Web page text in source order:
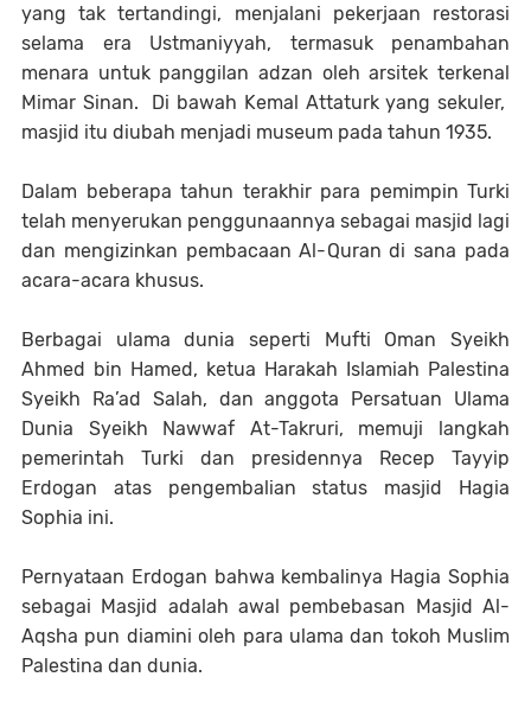
yang tak tertandingi, menjalani pekerjaan restorasi
selama era Ustmaniyyah, termasuk penambahan
menara untuk panggilan adzan oleh arsitek terkenal
Mimar Sinan. Di bawah Kemal Attaturk yang sekuler,
masjid itu diubah menjadi museum pada tahun 1935.
Dalam beberapa tahun terakhir para pemimpin Turki
telah menyerukan penggunaannya sebagai masjid lagi
dan mengizinkan pembacaan Al-Quran di sana pada
acara-acara khusus.
Berbagai ulama dunia seperti Mufti Oman Syeikh
Ahmed bin Hamed, ketua Harakah Islamiah Palestina
Syeikh Ra’ad Salah, dan anggota Persatuan Ulama
Dunia Syeikh Nawwaf At-Takruri, memuji langkah
pemerintah Turki dan presidennya Recep Tayyip
Erdogan atas pengembalian status masjid Hagia
Sophia ini.
Pernyataan Erdogan bahwa kembalinya Hagia Sophia
sebagai Masjid adalah awal pembebasan Masjid Al-
Aqsha pun diamini oleh para ulama dan tokoh Muslim
Palestina dan dunia.